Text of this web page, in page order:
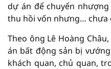
dự án để chuyển
thu hồi vốn nhưng… chưa
Theo ông Lê Hoàng
án bất động sản bị
khách quan, chủ quan,